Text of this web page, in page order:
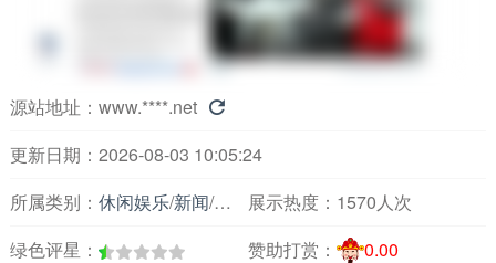
源站地址： www.****.net 
更新日期：2026-08-03 10:05:24
所属类别： 休闲娱乐/新闻/主要媒体报刊
展示热度： 1570人次
绿色评星：
赞助打赏： 0.00